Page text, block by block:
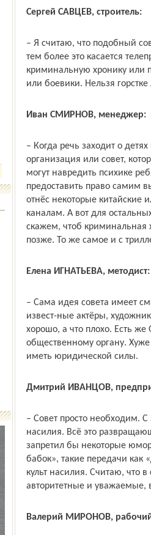
Сергей САВЦЕВ, строитель:
– Я считаю, что подобный
тем более это касается
криминальную хронику или
или боевики. Нельзя
Иван СМИРНОВ, менеджер:
– Когда речь заходит о
организация или совет,
могут навредить психике
предоставить право самим
отнёс некоторые китайские
каналам. А вот для
скажем, чтоб криминальная
позже. То же самое и с
Елена ИГНАТЬЕВА, методист:
– Сама идея совета имеет
извест-ные актёры,
хорошо, а что плохо. Есть
общественному органу. Хуже
иметь юридической силы.
Дмитрий ИВАНЦОВ,
– Совет просто необходим. С
насилия. Всё это
запретил бы некоторые
бабок», такие передачи
культ насилия. Считаю, что
авторитетные и уважаемые,
Валерий МИРОНОВ,